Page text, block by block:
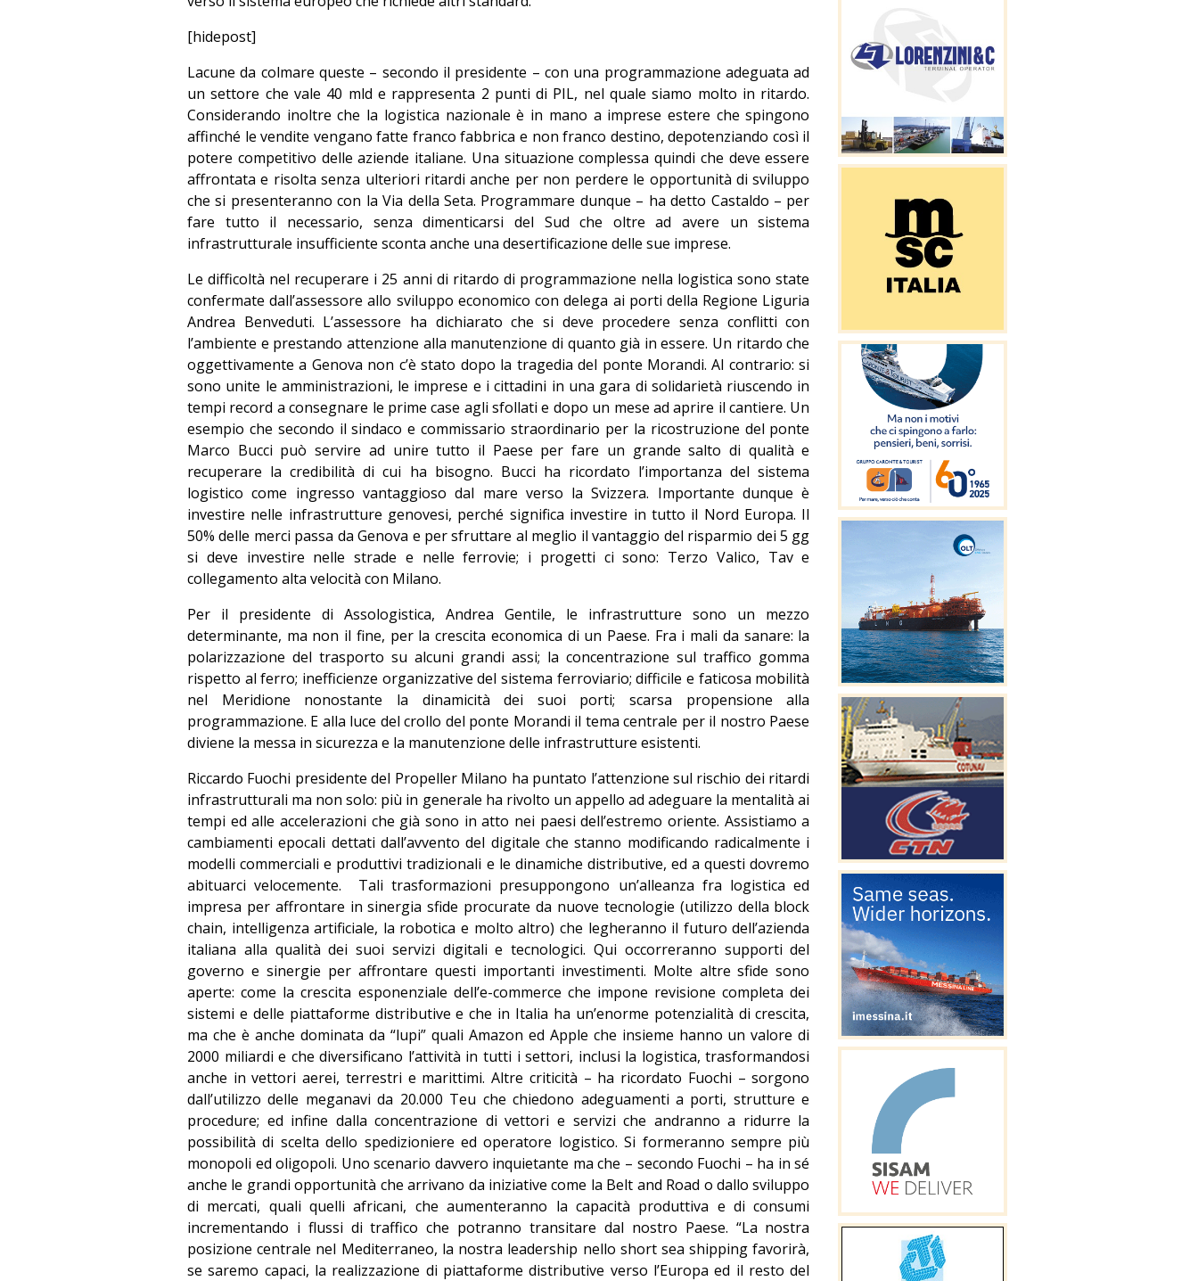
[hidepost]
Lacune da colmare queste – secondo il presidente – con una programmazione adeguata ad
un settore che vale 40 mld e rappresenta 2 punti di PIL, nel quale siamo molto in ritardo.
Considerando inoltre che la logistica nazionale è in mano a imprese estere che spingono
affinché le vendite vengano fatte franco fabbrica e non franco destino, depotenziando così il
potere competitivo delle aziende italiane. Una situazione complessa quindi che deve essere
affrontata e risolta senza ulteriori ritardi anche per non perdere le opportunità di sviluppo
che si presenteranno con la Via della Seta. Programmare dunque – ha detto Castaldo – per
fare tutto il necessario, senza dimenticarsi del Sud che oltre ad avere un sistema
infrastrutturale insufficiente sconta anche una desertificazione delle sue imprese.
Le difficoltà nel recuperare i 25 anni di ritardo di programmazione nella logistica sono state
confermate dall’assessore allo sviluppo economico con delega ai porti della Regione Liguria
Andrea Benveduti. L’assessore ha dichiarato che si deve procedere senza conflitti con
l’ambiente e prestando attenzione alla manutenzione di quanto già in essere. Un ritardo che
oggettivamente a Genova non c’è stato dopo la tragedia del ponte Morandi. Al contrario: si
sono unite le amministrazioni, le imprese e i cittadini in una gara di solidarietà riuscendo in
tempi record a consegnare le prime case agli sfollati e dopo un mese ad aprire il cantiere. Un
esempio che secondo il sindaco e commissario straordinario per la ricostruzione del ponte
Marco Bucci può servire ad unire tutto il Paese per fare un grande salto di qualità e
recuperare la credibilità di cui ha bisogno. Bucci ha ricordato l’importanza del sistema
logistico come ingresso vantaggioso dal mare verso la Svizzera. Importante dunque è
investire nelle infrastrutture genovesi, perché significa investire in tutto il Nord Europa. Il
50% delle merci passa da Genova e per sfruttare al meglio il vantaggio del risparmio dei 5 gg
si deve investire nelle strade e nelle ferrovie; i progetti ci sono: Terzo Valico, Tav e
collegamento alta velocità con Milano.
Per il presidente di Assologistica, Andrea Gentile, le infrastrutture sono un mezzo
determinante, ma non il fine, per la crescita economica di un Paese. Fra i mali da sanare: la
polarizzazione del trasporto su alcuni grandi assi; la concentrazione sul traffico gomma
rispetto al ferro; inefficienze organizzative del sistema ferroviario; difficile e faticosa mobilità
nel Meridione nonostante la dinamicità dei suoi porti; scarsa propensione alla
programmazione. E alla luce del crollo del ponte Morandi il tema centrale per il nostro Paese
diviene la messa in sicurezza e la manutenzione delle infrastrutture esistenti.
Riccardo Fuochi presidente del Propeller Milano ha puntato l’attenzione sul rischio dei ritardi
infrastrutturali ma non solo: più in generale ha rivolto un appello ad adeguare la mentalità ai
tempi ed alle accelerazioni che già sono in atto nei paesi dell’estremo oriente. Assistiamo a
cambiamenti epocali dettati dall’avvento del digitale che stanno modificando radicalmente i
modelli commerciali e produttivi tradizionali e le dinamiche distributive, ed a questi dovremo
abituarci velocemente.
Tali trasformazioni presuppongono un’alleanza fra logistica ed
impresa per affrontare in sinergia sfide procurate da nuove tecnologie (utilizzo della block
chain, intelligenza artificiale, la robotica e molto altro) che legheranno il futuro dell’azienda
italiana alla qualità dei suoi servizi digitali e tecnologici. Qui occorreranno supporti del
governo e sinergie per affrontare questi importanti investimenti. Molte altre sfide sono
aperte: come la crescita esponenziale dell’e-commerce che impone revisione completa dei
sistemi e delle piattaforme distributive e che in Italia ha un’enorme potenzialità di crescita,
ma che è anche dominata da “lupi” quali Amazon ed Apple che insieme hanno un valore di
2000 miliardi e che diversificano l’attività in tutti i settori, inclusi la logistica, trasformandosi
anche in vettori aerei, terrestri e marittimi. Altre criticità – ha ricordato Fuochi – sorgono
dall’utilizzo delle meganavi da 20.000 Teu che chiedono adeguamenti a porti, strutture e
procedure; ed infine dalla concentrazione di vettori e servizi che andranno a ridurre la
possibilità di scelta dello spedizioniere ed operatore logistico. Si formeranno sempre più
monopoli ed oligopoli. Uno scenario davvero inquietante ma che – secondo Fuochi – ha in sé
anche le grandi opportunità che arrivano da iniziative come la Belt and Road o dallo sviluppo
di mercati, quali quelli africani, che aumenteranno la capacità produttiva e di consumi
incrementando i flussi di traffico che potranno transitare dal nostro Paese. “La nostra
posizione centrale nel Mediterraneo, la nostra leadership nello short sea shipping favorirà,
se saremo capaci, la realizzazione di piattaforme distributive verso l’Europa ed il resto del